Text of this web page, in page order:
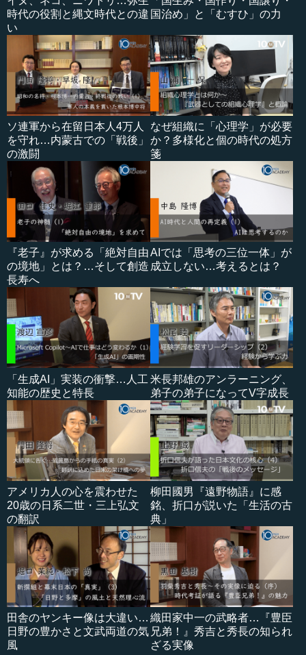
時代の役割と縄文時代との違
い
国治め」と「むすひ」の力
ソ連軍から在留日本人4万人
を守れ…内蒙古での「戦後」
の激闘
なぜ組織に「心理学」が必要
か？多様化と個の時代の処方
箋
『老子』が求める「絶対自由
の境地」とは？…そして創造
長寿へ
AIでは「思考の三位一体」が
成立しない…考えるとは？
「生成AI」実装の衝撃…人工
知能の歴史と特長
米長邦雄のアンラーニング、
弟子の弟子になってV字成長
アメリカ人の心を震わせた
20歳の日系二世・三上弘文
の翻訳
柳田國男『遠野物語』に感
銘、折口が説いた「生活の古
典」
田舎のヤンキー像は大違い…
日野の豊かさと文武両道の気
風
織田家中一の武略者…『豊臣
兄弟！』秀吉と秀長の知られ
ざる実像